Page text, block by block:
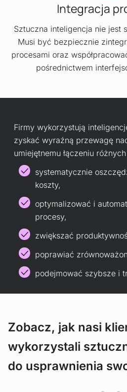
Integracja
Sztuczna inteligencja nie jest
Musi być bezpiecznie
procesami oraz
pośrednictwem
Firmy wykorzystują
zyskać wyraźną przewagę
umiejętnemu łączeniu
systematycznie
koszty,
optymalizować i
procesy,
zwiększać
poprawiać
podejmować szybsze i
Zobacz, jak nasi
wykorzystali
do usprawnienia